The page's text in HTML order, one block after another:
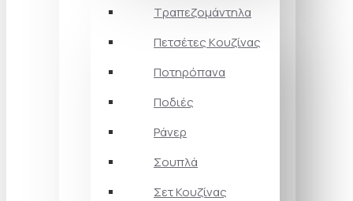
Τραπεζομάντηλα
Πετσέτες Kουζίνας
Ποτηρόπανα
Ποδιές
Ράνερ
Σουπλά
Σετ Κουζίνας